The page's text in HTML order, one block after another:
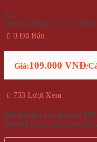
(0)
Mã Sản Phẩm: 14213 |Tình
0 Đã Bán
Giá:109.000 VNĐ/
733 Lượt Xem
Mũ bucket cúc họa mi
NK483 là sản phẩm bán